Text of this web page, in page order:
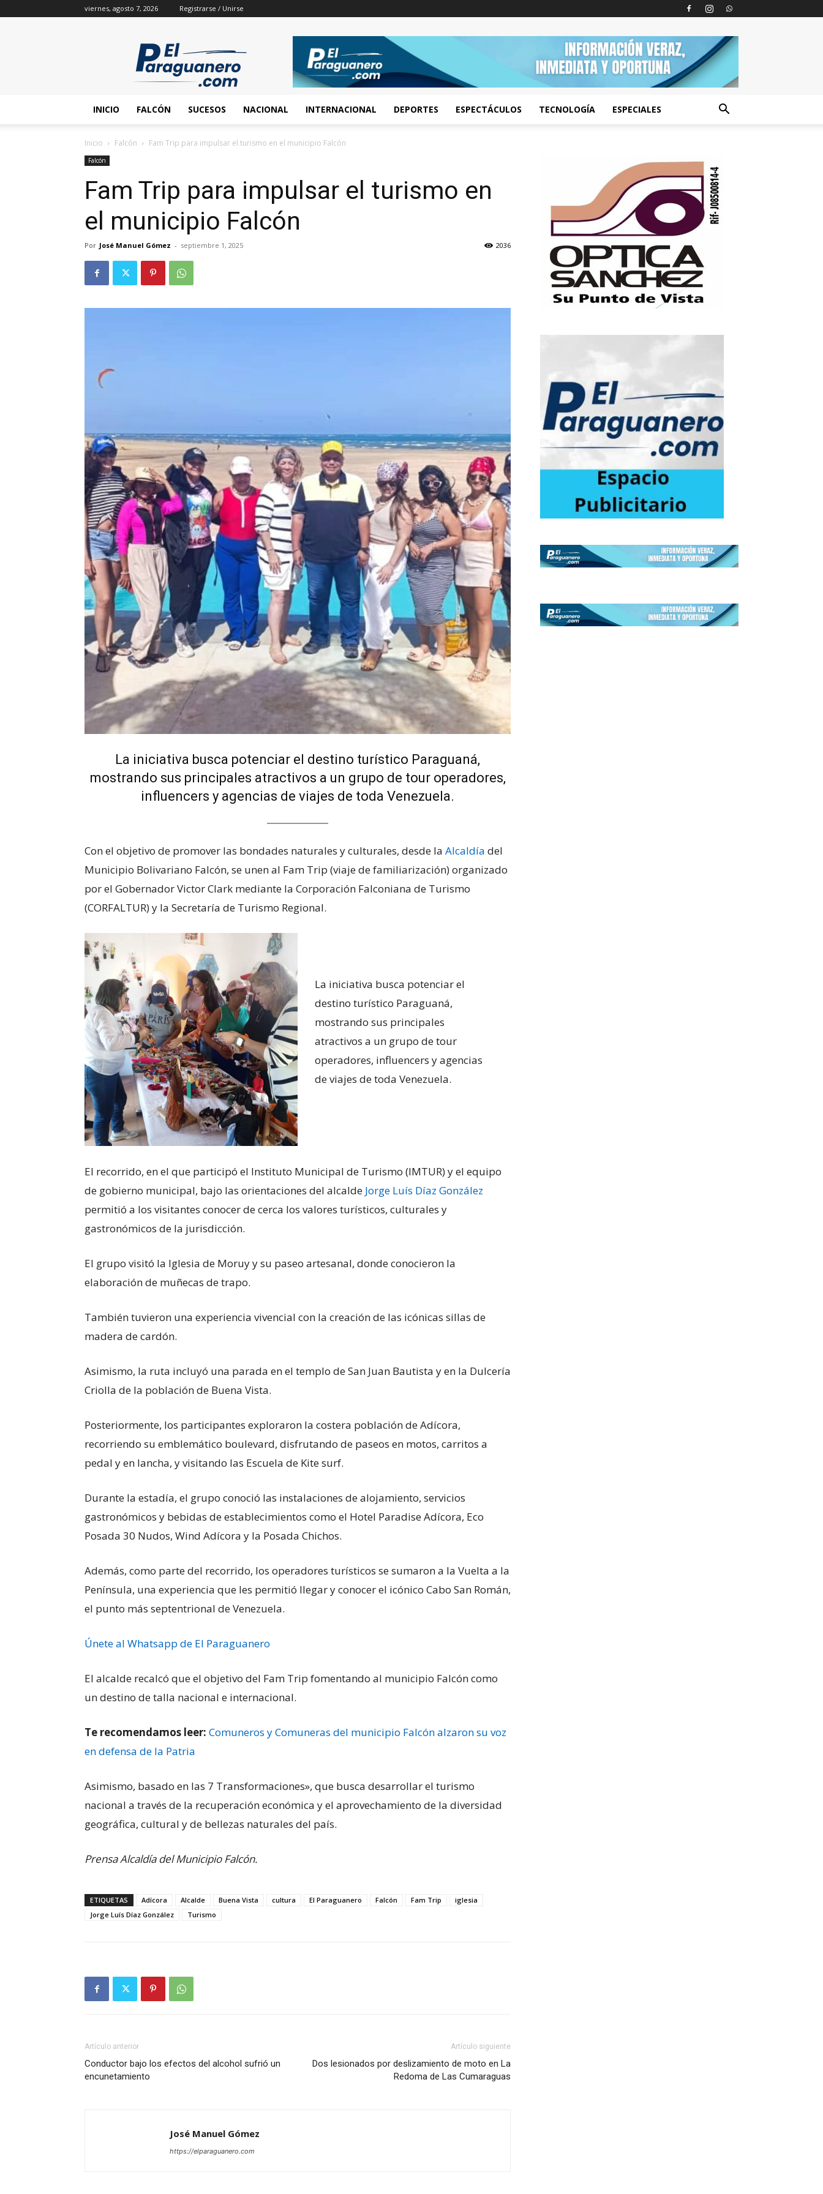
viernes, agosto 7, 2026 Registrarse / Unirse
INICIO FALCÓN SUCESOS NACIONAL INTERNACIONAL DEPORTES ESPECTÁCULOS TECNOLOGÍA ESPECIALES
Inicio Falcón Fam Trip para impulsar el turismo en el municipio Falcón
Falcón
Fam Trip para impulsar el turismo en
el municipio Falcón
Por José Manuel Gómez - septiembre 1, 2025 2036
La iniciativa busca potenciar el destino turístico Paraguaná,
mostrando sus principales atractivos a un grupo de tour operadores,
influencers y agencias de viajes de toda Venezuela.
Con el objetivo de promover las bondades naturales y culturales, desde la Alcaldía del
Municipio Bolivariano Falcón, se unen al Fam Trip (viaje de familiarización) organizado
por el Gobernador Victor Clark mediante la Corporación Falconiana de Turismo
(CORFALTUR) y la Secretaría de Turismo Regional.
La iniciativa busca potenciar el
destino turístico Paraguaná,
mostrando sus principales
atractivos a un grupo de tour
operadores, influencers y agencias
de viajes de toda Venezuela.
El recorrido, en el que participó el Instituto Municipal de Turismo (IMTUR) y el equipo
de gobierno municipal, bajo las orientaciones del alcalde Jorge Luís Díaz González
permitió a los visitantes conocer de cerca los valores turísticos, culturales y
gastronómicos de la jurisdicción.
EI grupo visitó la Iglesia de Moruy y su paseo artesanal, donde conocieron la
elaboración de muñecas de trapo.
También tuvieron una experiencia vivencial con la creación de las icónicas sillas de
madera de cardón.
Asimismo, la ruta incluyó una parada en el templo de San Juan Bautista y en la Dulcería
Criolla de la población de Buena Vista.
Posteriormente, los participantes exploraron la costera población de Adícora,
recorriendo su emblemático boulevard, disfrutando de paseos en motos, carritos a
pedal y en lancha, y visitando las Escuela de Kite surf.
Durante la estadía, el grupo conoció las instalaciones de alojamiento, servicios
gastronómicos y bebidas de establecimientos como el Hotel Paradise Adícora, Eco
Posada 30 Nudos, Wind Adícora y la Posada Chichos.
Además, como parte del recorrido, los operadores turísticos se sumaron a la Vuelta a la
Península, una experiencia que les permitió llegar y conocer el icónico Cabo San Román,
el punto más septentrional de Venezuela.
Únete al Whatsapp de El Paraguanero
El alcalde recalcó que el objetivo del Fam Trip fomentando al municipio Falcón como
un destino de talla nacional e internacional.
Te recomendamos leer: Comuneros y Comuneras del municipio Falcón alzaron su voz
en defensa de la Patria
Asimismo, basado en las 7 Transformaciones», que busca desarrollar el turismo
nacional a través de la recuperación económica y el aprovechamiento de la diversidad
geográfica, cultural y de bellezas naturales del país.
Prensa Alcaldía del Municipio Falcón.
ETIQUETAS Adícora Alcalde Buena Vista cultura El Paraguanero Falcón Fam Trip
iglesia
Jorge Luís Díaz González
Turismo
Artículo anterior
Conductor bajo los efectos del alcohol sufrió un
encunetamiento
Artículo siguiente
Dos lesionados por deslizamiento de moto en La
Redoma de Las Cumaraguas
José Manuel Gómez
https://elparaguanero.com